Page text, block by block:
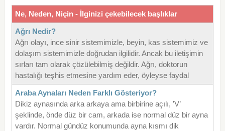
Ne, Neden, Niçin - İlginizi çekebilecek başlıklar
Ağrı Nedir?
Ağrı olayı, ince sinir sistemimizle, beyin, kas sistemimiz ve
dolaşım sistemimizle doğrudan ilgilidir. Ancak bu iletişimin
sırları tam olarak çözülebilmiş değildir. Ağrı, doktorun
hastalığı teşhis etmesine yardım eder, öyleyse faydal
Araba Aynaları Neden Farklı Gösteriyor?
Dikiz aynasında arka arkaya ama birbirine açılı, ’V’
şeklinde, önde düz bir cam, arkada ise normal düz bir ayna
vardır. Normal gündüz konumunda ayna kısmı dik